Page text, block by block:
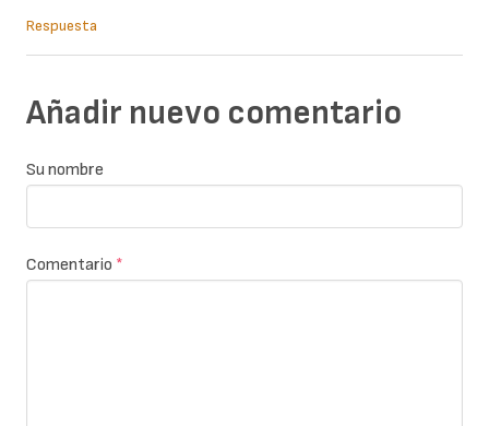
Respuesta
Añadir nuevo comentario
Su nombre
Comentario *